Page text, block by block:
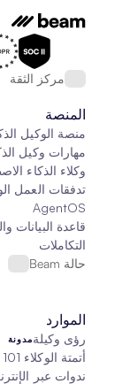
مركز الثقة
المنصة
منصة الوكيل
مهارات وكيل
وكلاء الذكاء
تدفقات العمل
AgentOS
قاعدة البيانات
التكاملات
حالة Beam
الموارد
رؤى وكيلةمدونة
أتمتة الوكلاء 101
ندوات عبر